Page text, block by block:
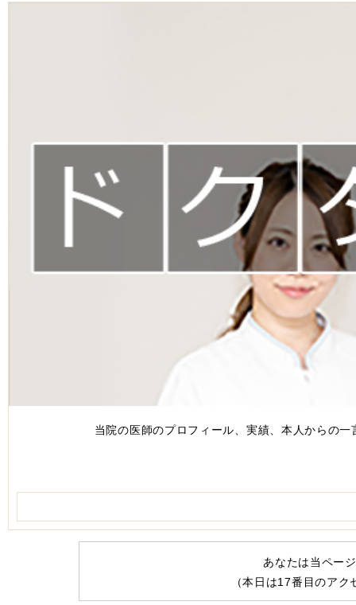
当院の医師のプロフィール、実績、本人からの
あなたは当ペー
（本日は17番目のアク